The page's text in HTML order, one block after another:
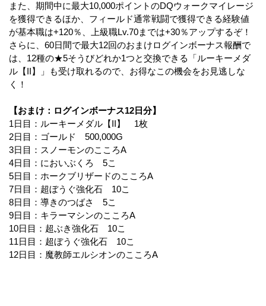
また、期間中に最大10,000ポイントのDQウォークマイレージ
を獲得できるほか、フィールド通常戦闘で獲得できる経験値
が基本職は+120％、上級職Lv.70までは+30％アップするぞ！
さらに、60日間で最大12回のおまけログインボーナス報酬で
は、12種の★5そうびどれか1つと交換できる「ルーキーメダ
ル【II】」も受け取れるので、お得なこの機会をお見逃しな
く！
【おまけ：ログインボーナス12日分】
1日目：ルーキーメダル【II】 1枚
2日目：ゴールド 500,000G
3日目：スノーモンのこころA
4日目：においぶくろ 5こ
5日目：ホークブリザードのこころA
7日目：超ぼうぐ強化石 10こ
8日目：導きのつばさ 5こ
9日目：キラーマシンのこころA
10日目：超ぶき強化石 10こ
11日目：超ぼうぐ強化石 10こ
12日目：魔教師エルシオンのこころA